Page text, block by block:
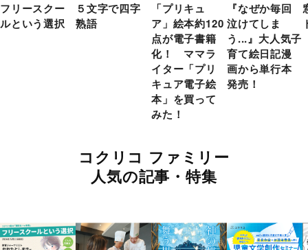
フリースクー
ルという選択
５文字で四字
熟語
「プリキュ
ア」絵本約120
点が電子書籍
化！ ママラ
イター「プリ
キュア電子絵
本」を買って
みた！
『なぜか毎回
泣けてしま
う...』大人気子
育て絵日記漫
画から単行本
発売！
コクリコ ファミリー
人気の記事・特集